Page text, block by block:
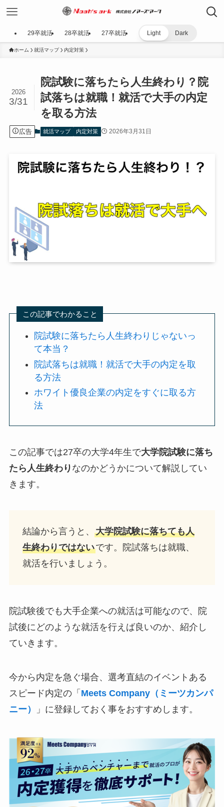
29卒就活 28卒就活 27卒就活 Light Dark
ホーム 就活マップ 内定対策
院試験に落ちたら人生終わり？院
試落ちは就職！就活で大手の内定
を取る方法
2026
3/31
広告 就活マップ 内定対策 2026年3月31日
この記事でわかること
院試験に落ちたら人生終わりじゃないっ
て本当？
院試落ちは就職！就活で大手の内定を取
る方法
ホワイト優良企業の内定をすぐに取る方
法
この記事では27卒の大学4年生で大学院試験に落ち
たら人生終わり なのかどうかについて解説してい
きます。
結論から言うと、 大学院試験に落ちても人
生終わりではないです。院試落ちは就職、
就活を行いましょう。
院試験後でも大手企業への就活は可能なので、院
試後にどのような就活を行えば良いのか、紹介し
ていきます。
今から内定を急ぐ場合、選考直結のイベントある
スピード内定の「 Meets Company（ミーツカンパ
ニー）
」に登録しておく事をおすすめします。